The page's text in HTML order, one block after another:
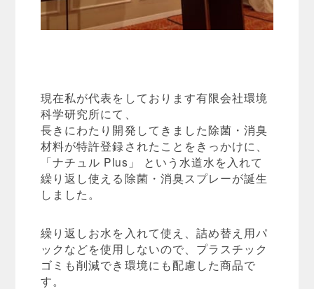
現在私が代表をしております有限会社環境
科学研究所にて、
長きにわたり開発してきました除菌・消臭
材料が特許登録されたことをきっかけに、
「ナチュル Plus」 という水道水を入れて
繰り返し使える除菌・消臭スプレーが誕生
しました。
繰り返しお水を入れて使え、詰め替え用パ
ックなどを使用しないので、プラスチック
ゴミも削減でき環境にも配慮した商品で
す。